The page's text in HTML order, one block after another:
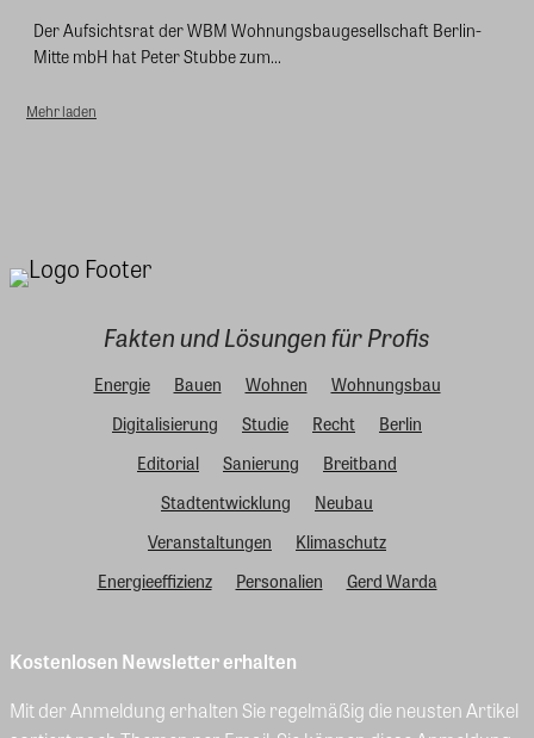
Der Aufsichtsrat der WBM Wohnungsbaugesellschaft Berlin-
Mitte mbH hat Peter Stubbe zum...
Mehr laden
Fakten und Lösungen für Profis
Energie Bauen Wohnen
Wohnungsbau
Digitalisierung
Studie Recht
Berlin
Editorial
Sanierung
Breitband
Stadtentwicklung
Neubau
Veranstaltungen
Klimaschutz
Energieeffizienz
Personalien Gerd Warda
Kostenlosen Newsletter erhalten
Mit der Anmeldung erhalten Sie regelmäßig die neusten Artikel